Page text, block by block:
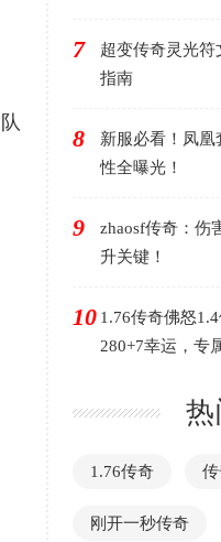
7
超变传奇灵光符
指南
8
新服必看！凤凰
性全曝光！
9
zhaosf传奇：伤
升关键！
10 1.76传奇佛怒
280+7幸运，专
热
1.76传奇
刚开一秒传奇